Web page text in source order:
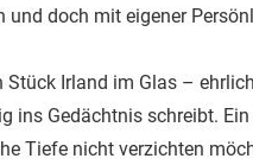
und doch mit eigener
Stück Irland im Glas –
ins Gedächtnis schreibt.
Tiefe nicht verzichten